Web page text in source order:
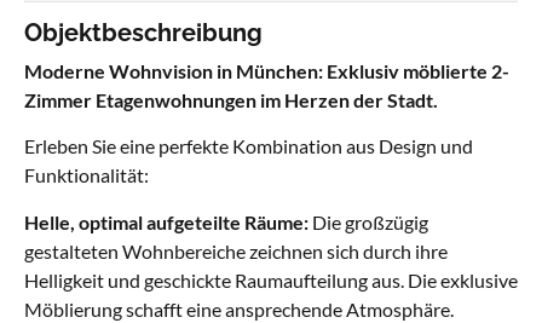
Objektbeschreibung
Moderne Wohnvision in München: Exklusiv möblierte 2-
Zimmer Etagenwohnungen im Herzen der Stadt.
Erleben Sie eine perfekte Kombination aus Design und
Funktionalität:
Helle, optimal aufgeteilte Räume: Die großzügig
gestalteten Wohnbereiche zeichnen sich durch ihre
Helligkeit und geschickte Raumaufteilung aus. Die exklusive
Möblierung schafft eine ansprechende Atmosphäre.